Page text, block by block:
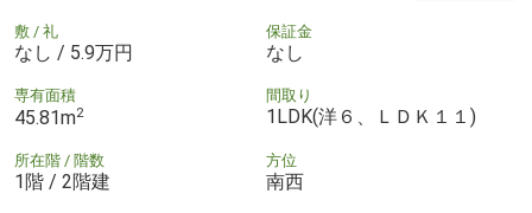
敷 / 礼
なし / 5.9万円
保証金
なし
専有面積
45.81m2
間取り
1LDK(洋６、ＬＤＫ１１)
所在階 / 階数
1階 / 2階建
方位
南西